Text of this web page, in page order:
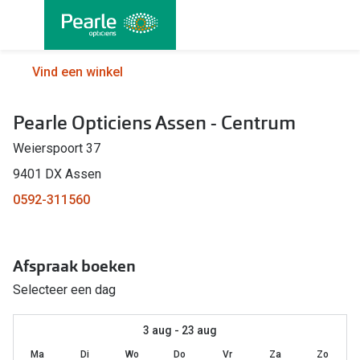
Alle brillen
Herenbrillen
Kinderbrillen
Soorten brillen
Multifocale bril
Blauw-violet licht bril
Vind een winkel
Pearle Opticiens Assen - Centrum
Weierspoort 37
9401 DX Assen
0592-311560
Afspraak boeken
Selecteer een dag
3 aug - 23 aug
Ma Di Wo Do Vr Za Zo